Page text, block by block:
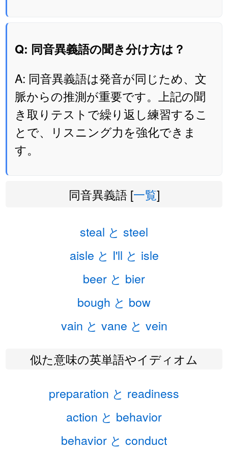
Q: 同音異義語の聞き分け方は？
A: 同音異義語は発音が同じため、文
脈からの推測が重要です。上記の聞
き取りテストで繰り返し練習するこ
とで、リスニング力を強化できま
す。
同音異義語 [一覧]
steal と steel
aisle と I'll と isle
beer と bier
bough と bow
vain と vane と vein
似た意味の英単語やイディオム
preparation と readiness
action と behavior
behavior と conduct